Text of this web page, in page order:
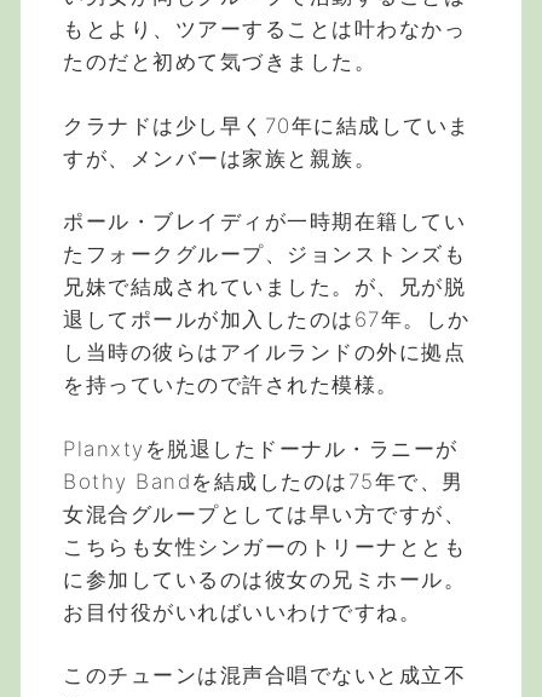
もとより、ツアーすることは叶わなかっ
たのだと初めて気づきました。
クラナドは少し早く70年に結成していま
すが、メンバーは家族と親族。
ポール・ブレイディが一時期在籍してい
たフォークグループ、ジョンストンズも
兄妹で結成されていました。が、兄が脱
退してポールが加入したのは67年。しか
し当時の彼らはアイルランドの外に拠点
を持っていたので許された模様。
Planxtyを脱退したドーナル・ラニーが
Bothy Bandを結成したのは75年で、男
女混合グループとしては早い方ですが、
こちらも女性シンガーのトリーナととも
に参加しているのは彼女の兄ミホール。
お目付役がいればいいわけですね。
このチューンは混声合唱でないと成立不